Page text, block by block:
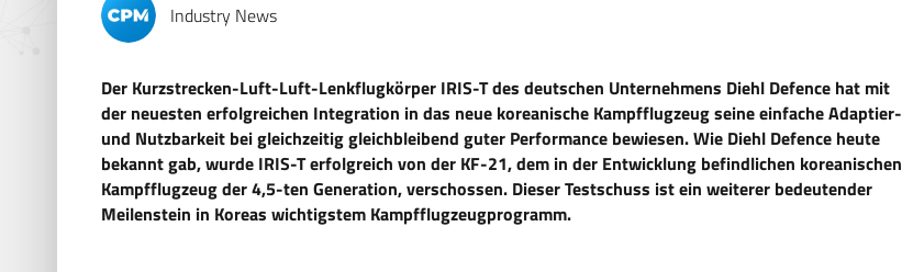
Industry News
Der Kurzstrecken-Luft-Luft-Lenkflugkörper IRIS-T des deutschen Unternehmens Diehl Defence hat mit
der neuesten erfolgreichen Integration in das neue koreanische Kampfflugzeug seine einfache Adaptier-
und Nutzbarkeit bei gleichzeitig gleichbleibend guter Performance bewiesen. Wie Diehl Defence heute
bekannt gab, wurde IRIS-T erfolgreich von der KF-21, dem in der Entwicklung befindlichen koreanischen
Kampfflugzeug der 4,5-ten Generation, verschossen. Dieser Testschuss ist ein weiterer bedeutender
Meilenstein in Koreas wichtigstem Kampfflugzeugprogramm.